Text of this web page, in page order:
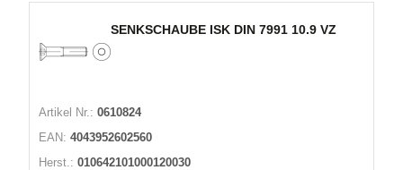
SENKSCHAUBE ISK DIN 7991 10.9 VZ
Artikel Nr.: 0610824
EAN: 4043952602560
Herst.: 010642101000120030